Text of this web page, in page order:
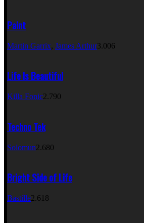
Paint
Martin Garrix, James Arthur3.006
Life Is Beautiful
Killa Fonic2.790
Techno Tek
Solomun2.680
Bright Side of Life
Bastille2.618